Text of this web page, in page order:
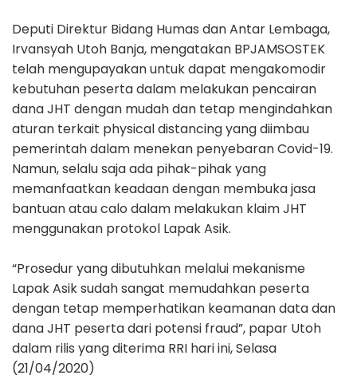
Deputi Direktur Bidang Humas dan Antar Lembaga,
Irvansyah Utoh Banja, mengatakan BPJAMSOSTEK
telah mengupayakan untuk dapat mengakomodir
kebutuhan peserta dalam melakukan pencairan
dana JHT dengan mudah dan tetap mengindahkan
aturan terkait physical distancing yang diimbau
pemerintah dalam menekan penyebaran Covid-19.
Namun, selalu saja ada pihak-pihak yang
memanfaatkan keadaan dengan membuka jasa
bantuan atau calo dalam melakukan klaim JHT
menggunakan protokol Lapak Asik.
“Prosedur yang dibutuhkan melalui mekanisme
Lapak Asik sudah sangat memudahkan peserta
dengan tetap memperhatikan keamanan data dan
dana JHT peserta dari potensi fraud”, papar Utoh
dalam rilis yang diterima RRI hari ini, Selasa
(21/04/2020)